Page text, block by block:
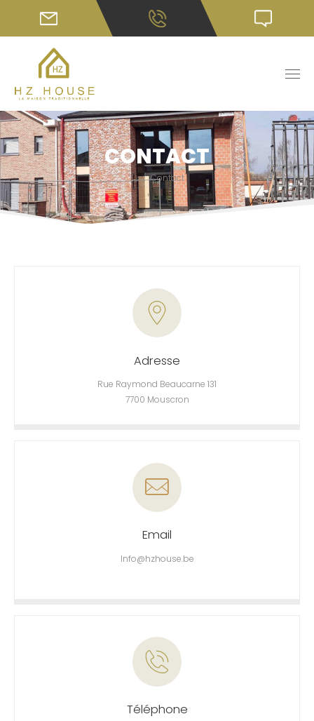
CONTACT
/ Contact
Adresse
Rue Raymond Beaucarne 131
7700 Mouscron
Email
Info@hzhouse.be
Téléphone